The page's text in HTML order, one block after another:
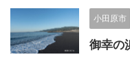
小田原市
御幸の